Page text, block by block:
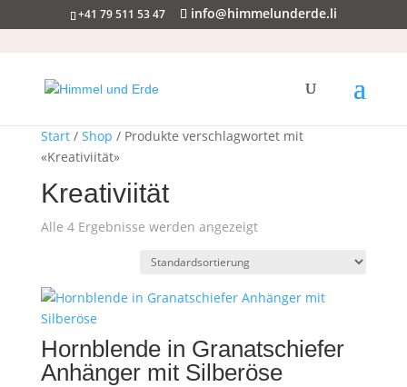
+41 79 511 53 47 info@himmelunderde.li
Start/ Shop / Produkte verschlagwortet mit
«Kreativiität»
Kreativiität
Alle 4 Ergebnisse werden angezeigt
Hornblende in Granatschiefer
Anhänger mit Silberöse